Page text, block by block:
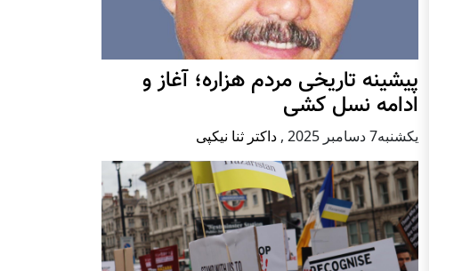
پيشينه تاريخی مردم هزاره؛ آغاز و
ادامه نسل کشی
يكشنبه7 دسامبر 2025 , داکتر ثنا نیکپی